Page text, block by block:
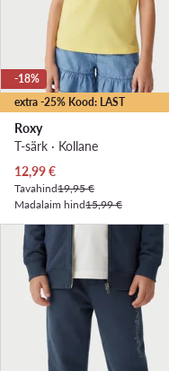
extra -25% Kood: LAST
-18%
Roxy
T-särk · Kollane
Praegune hind
12,99€
Tavahind19,95 €
Madalaim hind15,99 €